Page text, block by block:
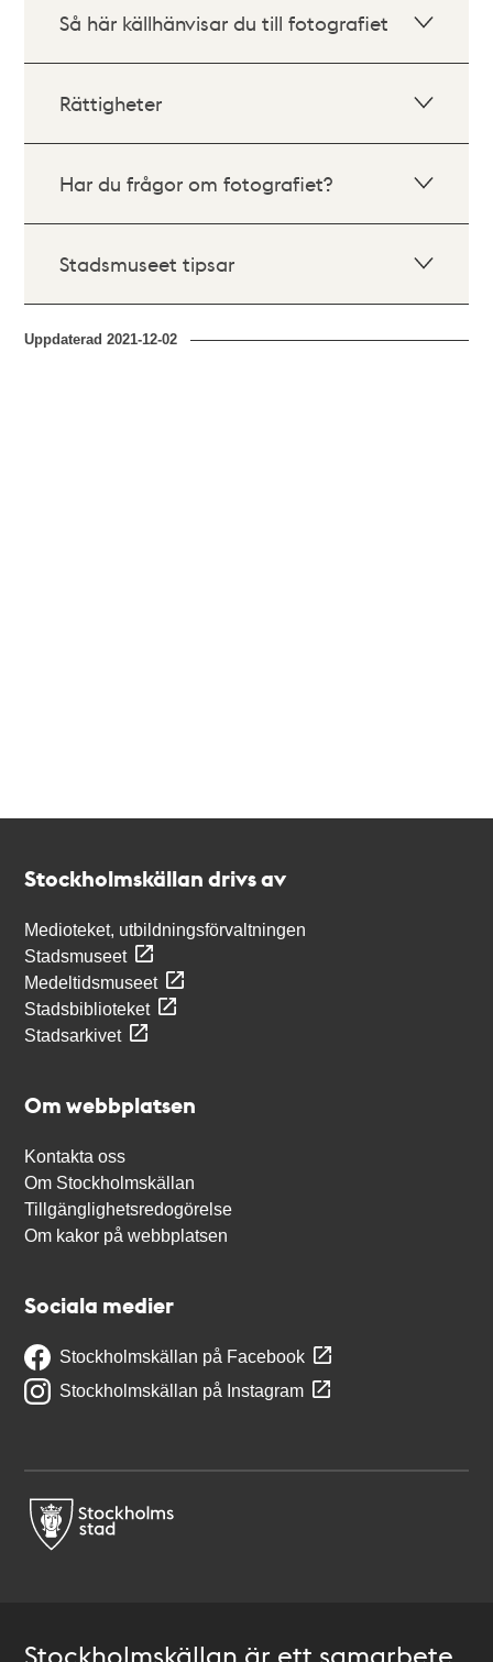
Så här källhänvisar du till fotografiet
Rättigheter
Har du frågor om fotografiet?
Stadsmuseet tipsar
Uppdaterad2021-12-02
Stockholmskällan drivs av
Medioteket, utbildningsförvaltningen
Stadsmuseet
Medeltidsmuseet
Stadsbiblioteket
Stadsarkivet
Om webbplatsen
Kontakta oss
Om Stockholmskällan
Tillgänglighetsredogörelse
Om kakor på webbplatsen
Sociala medier
Stockholmskällan på Facebook
Stockholmskällan på Instagram
Stockholmskällan är ett samarbete